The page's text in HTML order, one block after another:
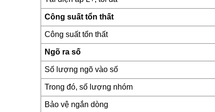
Công suất tổn thất
Công suất tổn thất
Ngõ ra số
Số lượng ngõ vào số
Trong đó, số lượng nhóm
Bảo vệ ngắn dòng